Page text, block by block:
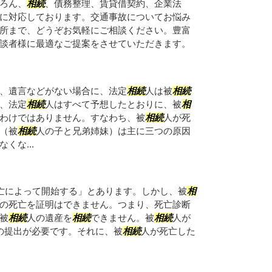
ん、 相続、債務整理、賃貸借契約、企業法
対応しております。交通事故についてお悩み
まで、どうぞお気軽にご相談ください。豊富
者様に最適なご提案をさせていただきます。
遺言などがない場合に、法定相続人は被相続
法定相続人はすべて予想したとおりに、被相
けではありません。すなわち、被相続人が死
被相続人の子と兄弟姉妹）は主に三つの原因
くな...
によって開始する」とあります。しかし、被相
死亡を証明はできません。つまり、死亡診断
相続人の遺産を相続できません。被相続人が
出が必要です。それに、被相続人が死亡した